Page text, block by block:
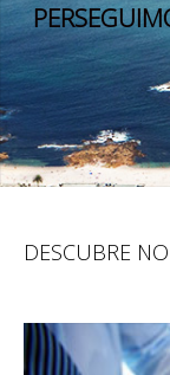
DESCUBRE